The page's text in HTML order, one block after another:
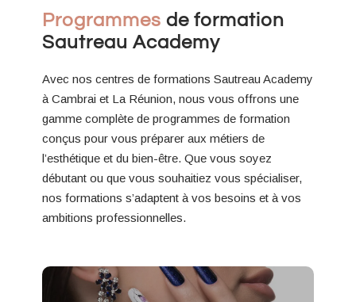
Programmes de formation
Sautreau Academy
Avec nos centres de formations Sautreau Academy
à Cambrai et La Réunion, nous vous offrons une
gamme complète de programmes de formation
conçus pour vous préparer aux métiers de
l’esthétique et du bien-être. Que vous soyez
débutant ou que vous souhaitiez vous spécialiser,
nos formations s’adaptent à vos besoins et à vos
ambitions professionnelles.